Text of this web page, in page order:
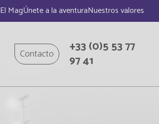
El MagÚnete a la aventuraNuestros valores
Contacto +33(0)5 53 77
97 41